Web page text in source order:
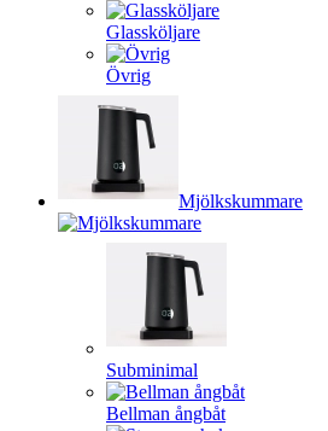
Glassköljare
Övrig
Mjölkskummare
Subminimal
Bellman ångbåt